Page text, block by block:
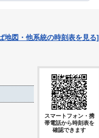
地図・他系統の時刻表を見る]
スマートフォン・携
帯電話から時刻表を
確認できます